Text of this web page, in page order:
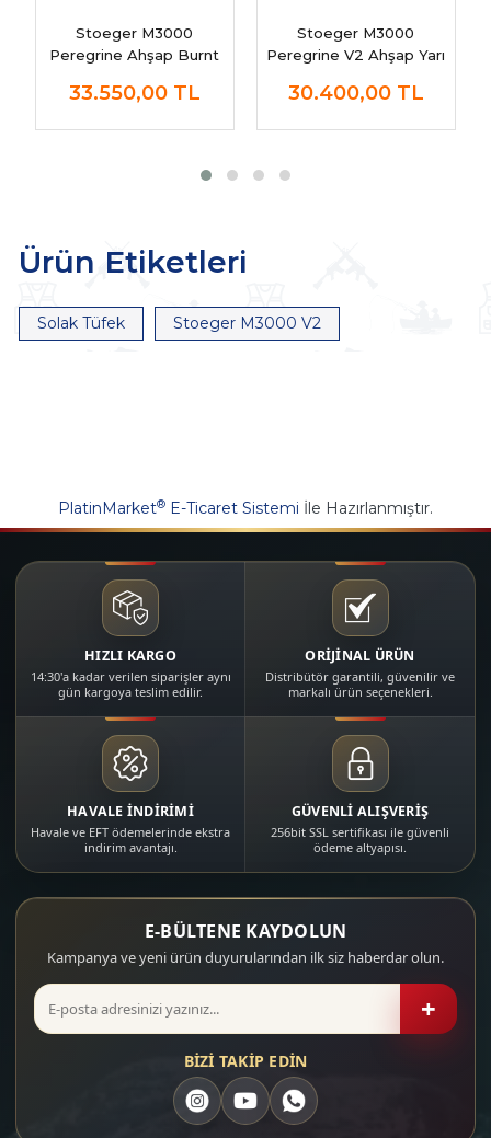
Stoeger M3000
Peregrine Ahşap Burnt
33.550,00 TL
Stoeger M3000
Peregrine V2 Ahşap Yarı
30.400,00 TL
Ürün Etiketleri
Solak Tüfek Stoeger M3000 V2
PlatinMarket® E-Ticaret Sistemi İle Hazırlanmıştır.
HIZLI KARGO
14:30'a kadar verilen siparişler aynı
gün kargoya teslim edilir.
ORİJİNAL ÜRÜN
Distribütör garantili, güvenilir ve
markalı ürün seçenekleri.
HAVALE İNDİRİMİ
Havale ve EFT ödemelerinde ekstra
indirim avantajı.
GÜVENLİ ALIŞVERİŞ
256bit SSL sertifikası ile güvenli
ödeme altyapısı.
E-BÜLTENE KAYDOLUN
Kampanya ve yeni ürün duyurularından ilk siz haberdar olun.
+
BİZİ TAKİP EDİN